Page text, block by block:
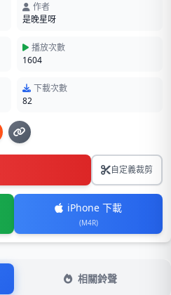
作者
是晚星呀
播放次數
1604
下載次數
82
自定義裁剪
iPhone 下載
(M4R)
相關鈴聲